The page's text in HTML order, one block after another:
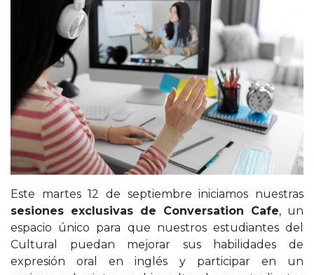
Este martes 12 de septiembre iniciamos nuestras
sesiones exclusivas de Conversation Cafe, un
espacio único para que nuestros estudiantes del
Cultural puedan mejorar sus habilidades de
expresión oral en inglés y participar en un